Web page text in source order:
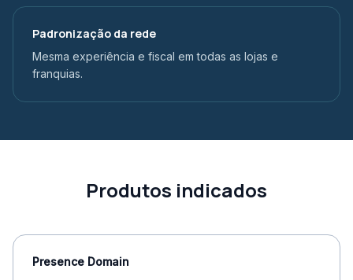
Padronização da rede
Mesma experiência e fiscal em todas as lojas e
franquias.
Produtos indicados
Presence Domain